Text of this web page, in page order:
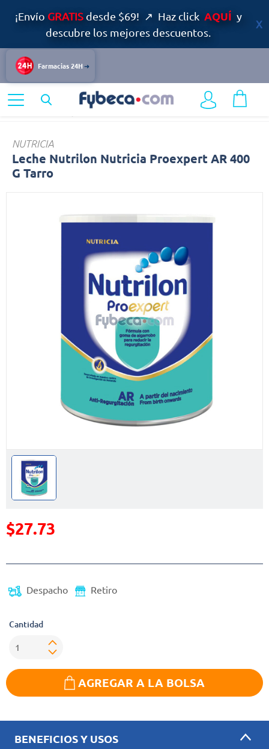
¡Envío GRATISdesde $69! ↗ Haz click AQUÍ y
descubre los mejores descuentos.
Farmacias 24H
Infantil y Maternidad Leche
NUTRICIA
Leche Nutrilon Nutricia Proexpert AR 400
G Tarro
$27.73
Despacho Retiro
Cantidad
AGREGAR A LA BOLSA
BENEFICIOS Y USOS